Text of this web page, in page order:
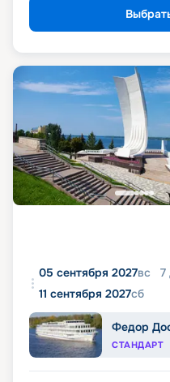
05 сентября 2027вс 7
11 сентября 2027сб
Федор
СТАНДАРТ